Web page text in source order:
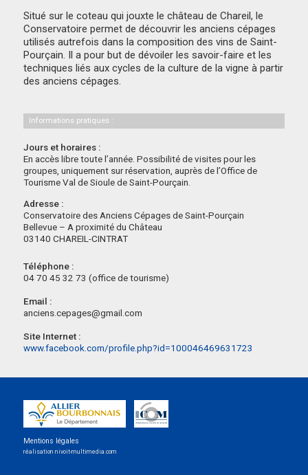
Situé sur le coteau qui jouxte le château de Chareil, le
Conservatoire permet de découvrir les anciens cépages
utilisés autrefois dans la composition des vins de Saint-
Pourçain. Il a pour but de dévoiler les savoir-faire et les
techniques liés aux cycles de la culture de la vigne à partir
des anciens cépages.
Informations pratiques :
Jours et horaires :
En accès libre toute l’année. Possibilité de visites pour les
groupes, uniquement sur réservation, auprès de l’Office de
Tourisme Val de Sioule de Saint-Pourçain.
Adresse :
Conservatoire des Anciens Cépages de Saint-Pourçain
Bellevue – A proximité du Château
03140 CHAREIL-CINTRAT
Téléphone :
04 70 45 32 73 (office de tourisme)
Email :
anciens.cepages@gmail.com
Site Internet :
www.facebook.com/profile.php?id=100046469631723
Mentions légales
réalisation nivoit-multimedia.com